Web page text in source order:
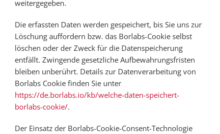
weitergegeben.
Die erfassten Daten werden gespeichert, bis Sie uns zur
Löschung auffordern bzw. das Borlabs-Cookie selbst
löschen oder der Zweck für die Datenspeicherung
entfällt. Zwingende gesetzliche Aufbewahrungsfristen
bleiben unberührt. Details zur Datenverarbeitung von
Borlabs Cookie finden Sie unter
https://de.borlabs.io/kb/welche-daten-speichert-
borlabs-cookie/.
Der Einsatz der Borlabs-Cookie-Consent-Technologie